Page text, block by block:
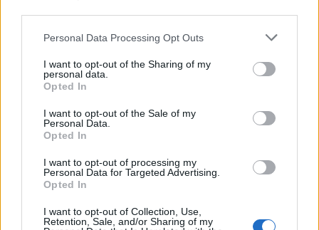
generamos contenido relevante para nuestra audiencia.
recopilación y uso de datos en nuestra Política de
Privacidad.
terceros por nuestra parte, utilice la siguiente opción de
exclusión y confirme su selección. Tenga en cuenta que
después de que se procese su solicitud de exclusión, es
posible que continúe viendo anuncios basados en intereses
basados en la información personal utilizada por nosotros o
en información personal divulgada a terceros antes de su
Puede optar por no participar en la divulgación adicional de
Personal Data Processing Opt Outs
I want to opt-out of the Sharing of my
personal data.
Opted In
I want to opt-out of the Sale of my
Personal Data.
Opted In
I want to opt-out of processing my
Personal Data for Targeted Advertising.
Opted In
I want to opt-out of Collection, Use,
Retention, Sale, and/or Sharing of my
para apuntar a los 60 FPS en consolas
portátiles. ¿Se beneficiará Nintendo
19 mayo, 2026 13:54
Fuera de lo previo, la actualización pondrá sobre la mesa